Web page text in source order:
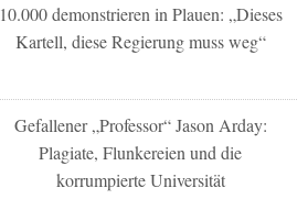
10.000 demonstrieren in Plauen: „Dieses
Kartell, diese Regierung muss weg“
Gefallener „Professor“ Jason Arday:
Plagiate, Flunkereien und die
korrumpierte Universität